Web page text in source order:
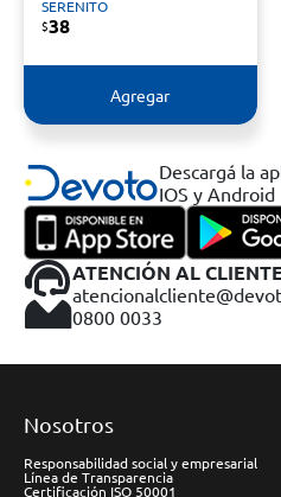
SERENITO
$38
Agregar
Descargá la
IOS y Android
ATENCIÓN AL
0800 0033
Nosotros
Responsabilidad social y empresarial
Línea de Transparencia
Certificación ISO 50001